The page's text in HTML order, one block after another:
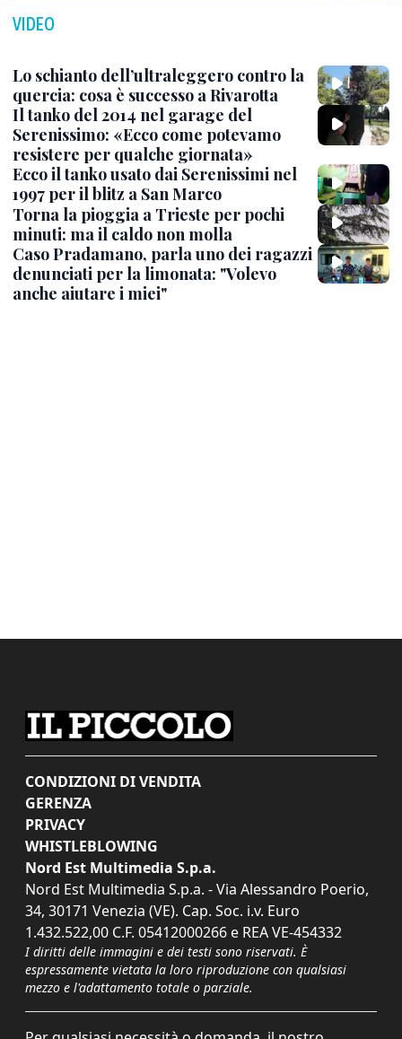
VIDEO
Lo schianto dell’ultraleggero contro la
quercia: cosa è successo a Rivarotta
Il tanko del 2014 nel garage del
Serenissimo: «Ecco come potevamo
resistere per qualche giornata»
Ecco il tanko usato dai Serenissimi nel
1997 per il blitz a San Marco
Torna la pioggia a Trieste per pochi
minuti: ma il caldo non molla
Caso Pradamano, parla uno dei ragazzi
denunciati per la limonata: "Volevo
anche aiutare i miei"
CONDIZIONI DI VENDITA
GERENZA
PRIVACY
WHISTLEBLOWING
Nord Est Multimedia S.p.a.
Nord Est Multimedia S.p.a. - Via Alessandro Poerio,
34, 30171 Venezia (VE). Cap. Soc. i.v. Euro
1.432.522,00 C.F. 05412000266 e REA VE-454332
I diritti delle immagini e dei testi sono riservati. È
espressamente vietata la loro riproduzione con qualsiasi
mezzo e l'adattamento totale o parziale.